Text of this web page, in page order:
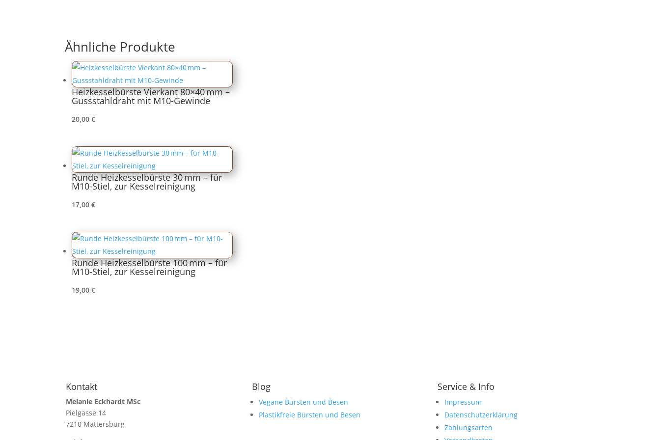
Ähnliche Produkte
Heizkesselbürste Vierkant 80×40 mm –
Gussstahldraht mit M10-Gewinde
20,00 €
Runde Heizkesselbürste 30 mm – für
M10-Stiel, zur Kesselreinigung
17,00 €
Runde Heizkesselbürste 100 mm – für
M10-Stiel, zur Kesselreinigung
19,00 €
Kontakt
Melanie Eckhardt MSc
Pielgasse 14
7210 Mattersburg
Blog
Vegane Bürsten und Besen
Plastikfreie Bürsten und Besen
Service & Info
Impressum
Datenschutzerklärung
Zahlungsarten